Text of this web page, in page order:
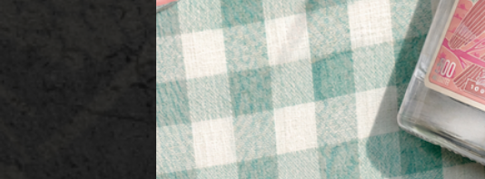
Rechtsverletzung ein. Bei
umgehend entfernt.
Haftung für Links
Unser Angebot kann Links zu
keinen Einfluss haben. Für die